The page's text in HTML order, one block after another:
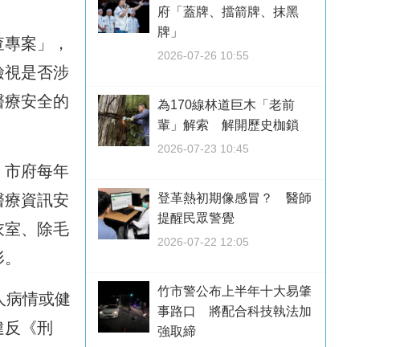
案」，
視是否涉
安全的
市府每年
資訊安
室、除毛
病情或健
《刑
府「蓋牌、擋箭牌、抹黑
牌」
2026-07-26 10:55
為170線林道巨木「老前
輩」解索 解開歷史枷鎖
2026-07-23 10:45
登革熱初期像感冒？ 醫師
提醒民眾警覺
2026-07-22 12:05
竹市警公布上半年十大易肇
事路口 將配合科技執法加
強取締